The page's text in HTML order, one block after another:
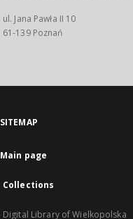
ul. Jana Pawła II 10
61-139 Poznań
SITEMAP
Main page
Collections
Digital Library of Wielkopolska